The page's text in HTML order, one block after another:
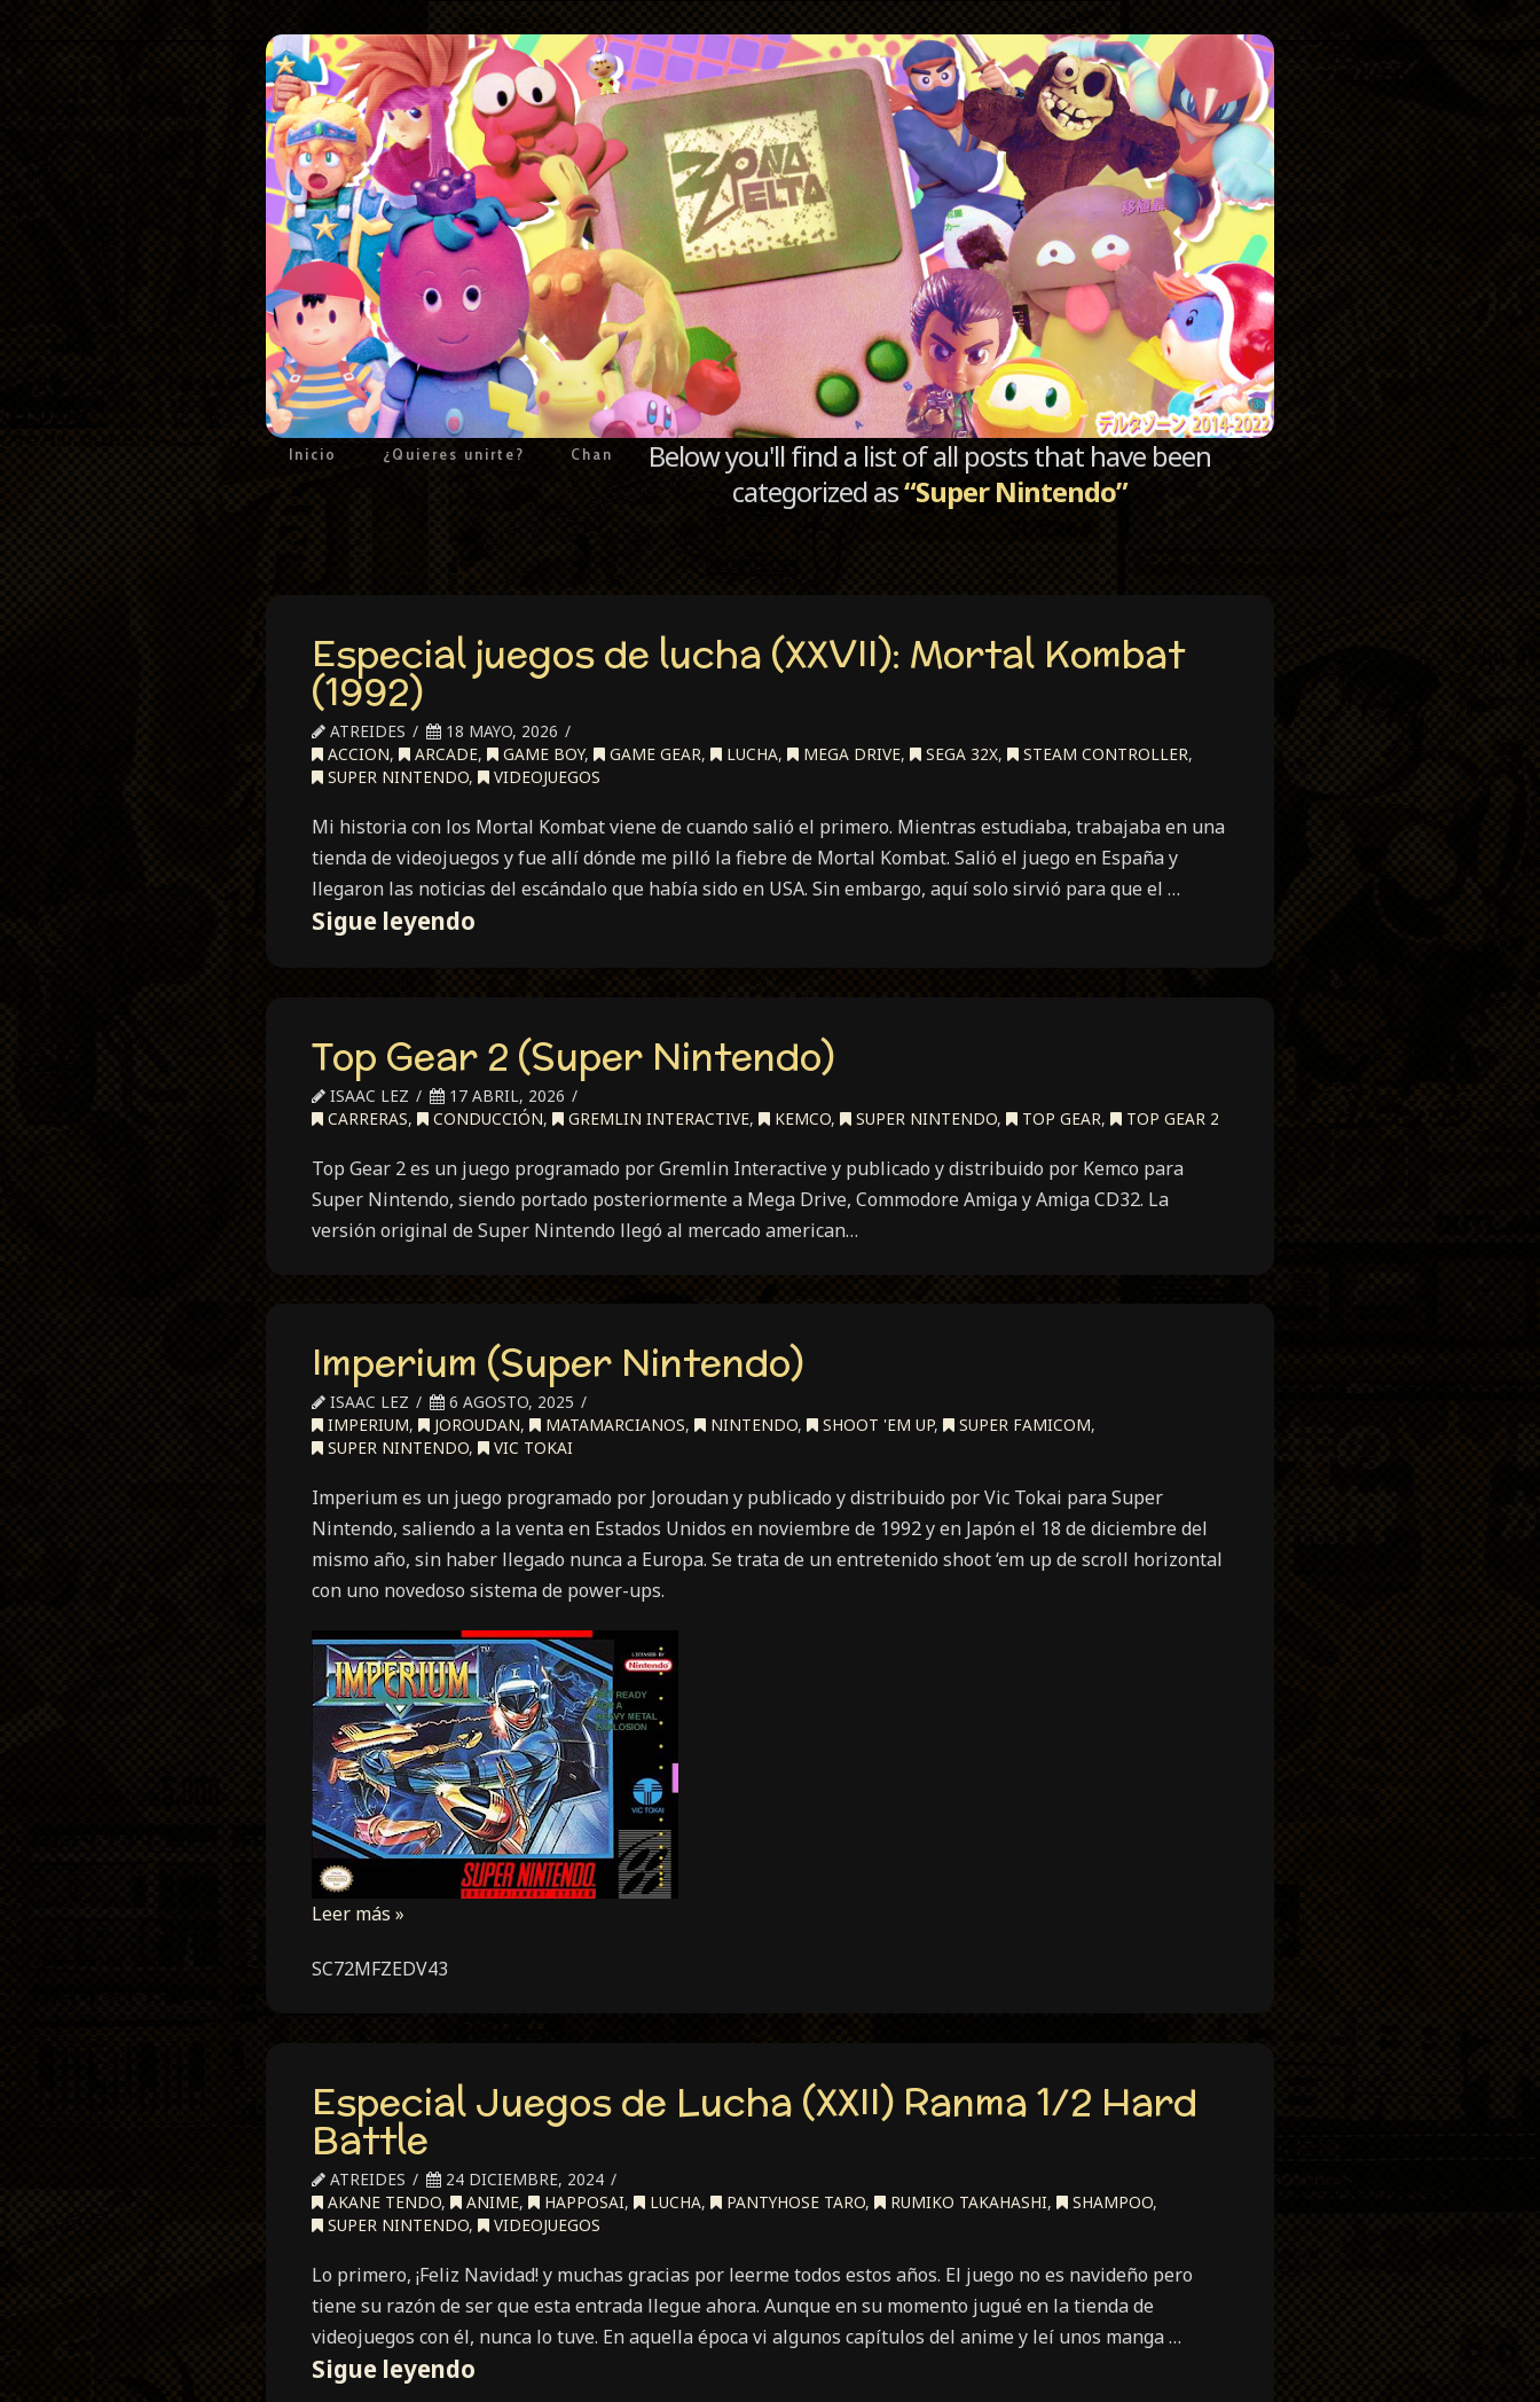
Inicio ¿Quieres unirte? Chan
Below you'll find a list of all posts that have been
categorized as“Super Nintendo”
Especial juegos de lucha (XXVII): Mortal Kombat
(1992)
ATREIDES
18 MAYO, 2026
ACCION, ARCADE, GAME BOY, GAME GEAR, LUCHA, MEGA DRIVE, SEGA 32X, STEAM CONTROLLER,
SUPER NINTENDO, VIDEOJUEGOS
Mi historia con los Mortal Kombat viene de cuando salió el primero. Mientras estudiaba, trabajaba en una
tienda de videojuegos y fue allí dónde me pilló la fiebre de Mortal Kombat. Salió el juego en España y
llegaron las noticias del escándalo que había sido en USA. Sin embargo, aquí solo sirvió para que el …
Sigue leyendo
de
(XXVII):
Mortal
Kombat
Top Gear 2 (Super Nintendo)
ISAAC LEZ
17 ABRIL, 2026
CARRERAS, CONDUCCIÓN, GREMLIN INTERACTIVE, KEMCO, SUPER NINTENDO, TOP GEAR, TOP GEAR 2
Top Gear 2 es un juego programado por Gremlin Interactive y publicado y distribuido por Kemco para
Super Nintendo, siendo portado posteriormente a Mega Drive, Commodore Amiga y Amiga CD32. La
versión original de Super Nintendo llegó al mercado american…
Imperium (Super Nintendo)
ISAAC LEZ
6 AGOSTO, 2025
IMPERIUM, JOROUDAN, MATAMARCIANOS, NINTENDO, SHOOT 'EM UP, SUPER FAMICOM,
SUPER NINTENDO, VIC TOKAI
Imperium es un juego programado por Joroudan y publicado y distribuido por Vic Tokai para Super
Nintendo, saliendo a la venta en Estados Unidos en noviembre de 1992 y en Japón el 18 de diciembre del
mismo año, sin haber llegado nunca a Europa. Se trata de un entretenido shoot ‘em up de scroll horizontal
con uno novedoso sistema de power-ups.
Leer más »
SC72MFZEDV43
Especial Juegos de Lucha (XXII) Ranma 1/2 Hard
Battle
ATREIDES
24 DICIEMBRE, 2024
AKANE TENDO, ANIME, HAPPOSAI, LUCHA, PANTYHOSE TARO, RUMIKO TAKAHASHI, SHAMPOO,
SUPER NINTENDO, VIDEOJUEGOS
Lo primero, ¡Feliz Navidad! y muchas gracias por leerme todos estos años. El juego no es navideño pero
tiene su razón de ser que esta entrada llegue ahora. Aunque en su momento jugué en la tienda de
videojuegos con él, nunca lo tuve. En aquella época vi algunos capítulos del anime y leí unos manga …
Sigue leyendo